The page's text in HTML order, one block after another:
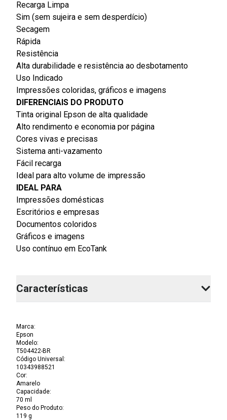
Recarga Limpa
Sim (sem sujeira e sem desperdício)
Secagem
Rápida
Resistência
Alta durabilidade e resistência ao desbotamento
Uso Indicado
Impressões coloridas, gráficos e imagens
DIFERENCIAIS DO PRODUTO
Tinta original Epson de alta qualidade
Alto rendimento e economia por página
Cores vivas e precisas
Sistema anti-vazamento
Fácil recarga
Ideal para alto volume de impressão
IDEAL PARA
Impressões domésticas
Escritórios e empresas
Documentos coloridos
Gráficos e imagens
Uso contínuo em EcoTank
Características
Marca:
Epson
Modelo:
T504422-BR
Código Universal :
10343988521
Cor:
Amarelo
Capacidade:
70 ml
Peso do Produto:
119 g